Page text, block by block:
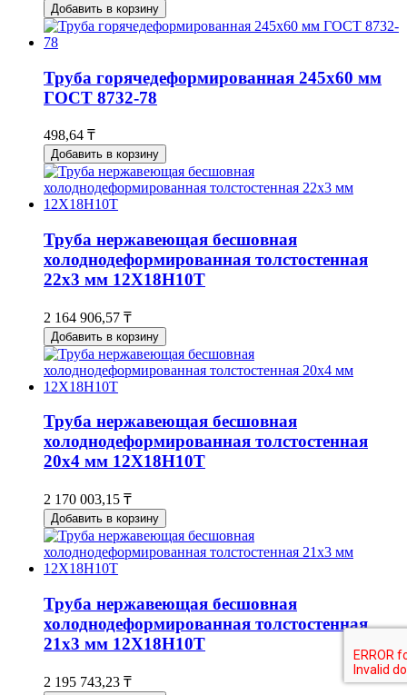
Добавить в корзину
Труба горячедеформированная 245х60 мм
ГОСТ 8732-78
498,64 ₸
Добавить в корзину
Труба нержавеющая бесшовная
холоднодеформированная толстостенная
22х3 мм 12Х18Н10Т
2 164 906,57 ₸
Добавить в корзину
Труба нержавеющая бесшовная
холоднодеформированная толстостенная
20х4 мм 12Х18Н10Т
2 170 003,15 ₸
Добавить в корзину
Труба нержавеющая бесшовная
холоднодеформированная толстостенная
21х3 мм 12Х18Н10Т
2 195 743,23 ₸